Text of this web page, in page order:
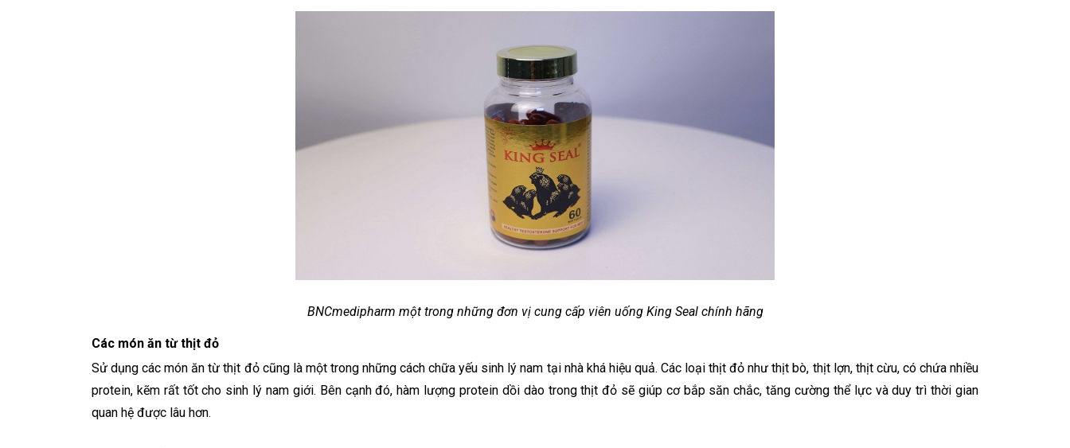
BNCmedipharm một trong những đơn vị cung cấp viên uống King Seal chính hãng
Các món ăn từ thịt đỏ
Sử dụng các món ăn từ thịt đỏ cũng là một trong những cách chữa yếu sinh lý nam tại nhà khá hiệu quả. Các loại thịt đỏ như thịt bò, thịt lợn, thịt cừu, có chứa nhiều
protein, kẽm rất tốt cho sinh lý nam giới. Bên cạnh đó, hàm lượng protein dồi dào trong thịt đỏ sẽ giúp cơ bắp săn chắc, tăng cường thể lực và duy trì thời gian
quan hệ được lâu hơn.